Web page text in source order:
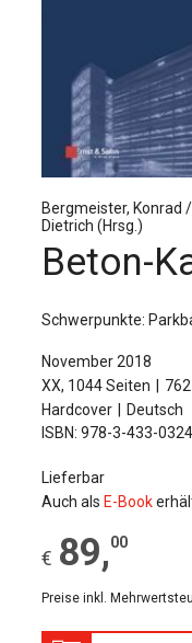
Service
Für Autor:innen
Verlag
Sprache / Language: DE
Bergmeister, Konrad
Dietrich (Hrsg.)
Beton-
Schwerpunkte:
November 2018
XX, 1044 Seiten
Hardcover
Deutsch
ISBN: 978-3-433-
Lieferbar
Auch als E-Book
€ 89,00
Preise inkl.